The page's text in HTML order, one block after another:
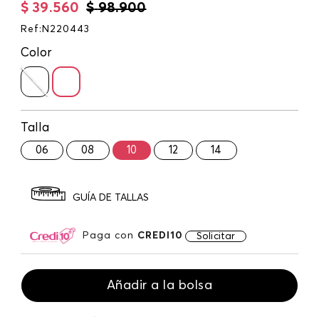
$ 98.900
$ 39.560
Ref : N220443
Color
Talla
06 08 10 12 14
GUÍA DE TALLAS
Paga con CREDI10 Solicitar
Añadir a la bolsa